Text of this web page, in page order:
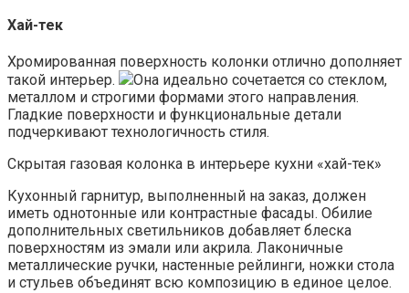
Хай-тек
Хромированная поверхность колонки отлично дополняет
такой интерьер.
Она идеально сочетается со стеклом,
металлом и строгими формами этого направления.
Гладкие поверхности и функциональные детали
подчеркивают технологичность стиля.
Скрытая газовая колонка в интерьере кухни «хай-тек»
Кухонный гарнитур, выполненный на заказ, должен
иметь однотонные или контрастные фасады. Обилие
дополнительных светильников добавляет блеска
поверхностям из эмали или акрила. Лаконичные
металлические ручки, настенные рейлинги, ножки стола
и стульев объединят всю композицию в единое целое.